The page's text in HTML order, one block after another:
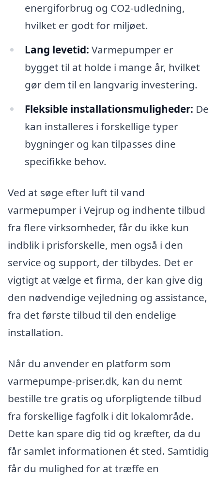
energiforbrug og CO2-udledning,
hvilket er godt for miljøet.
Lang levetid: Varmepumper er
bygget til at holde i mange år, hvilket
gør dem til en langvarig investering.
Fleksible installationsmuligheder: De
kan installeres i forskellige typer
bygninger og kan tilpasses dine
specifikke behov.
Ved at søge efter luft til vand
varmepumper i Vejrup og indhente tilbud
fra flere virksomheder, får du ikke kun
indblik i prisforskelle, men også i den
service og support, der tilbydes. Det er
vigtigt at vælge et firma, der kan give dig
den nødvendige vejledning og assistance,
fra det første tilbud til den endelige
installation.
Når du anvender en platform som
varmepumpe-priser.dk, kan du nemt
bestille tre gratis og uforpligtende tilbud
fra forskellige fagfolk i dit lokalområde.
Dette kan spare dig tid og kræfter, da du
får samlet informationen ét sted. Samtidig
får du mulighed for at træffe en